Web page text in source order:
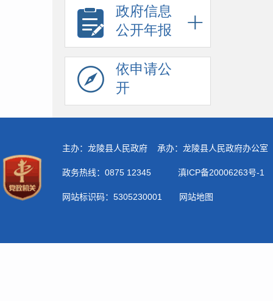
政府信息
公开年报
依申请公
开